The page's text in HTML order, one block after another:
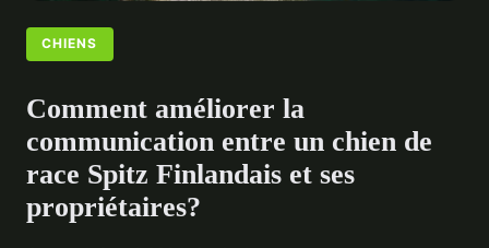
CHIENS
Comment améliorer la
communication entre un chien de
race Spitz Finlandais et ses
propriétaires?